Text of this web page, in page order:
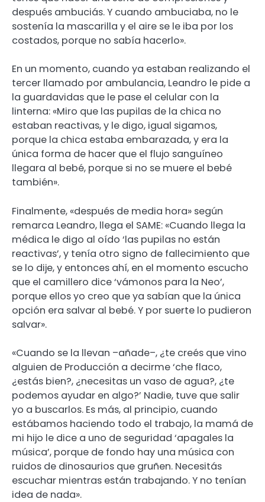
después ambuciás. Y cuando ambuciaba, no le
sostenía la mascarilla y el aire se le iba por los
costados, porque no sabía hacerlo».
En un momento, cuando ya estaban realizando el
tercer llamado por ambulancia, Leandro le pide a
la guardavidas que le pase el celular con la
linterna: «Miro que las pupilas de la chica no
estaban reactivas, y le digo, igual sigamos,
porque la chica estaba embarazada, y era la
única forma de hacer que el flujo sanguíneo
llegara al bebé, porque si no se muere el bebé
también».
Finalmente, «después de media hora» según
remarca Leandro, llega el SAME: «Cuando llega la
médica le digo al oído ‘las pupilas no están
reactivas’, y tenía otro signo de fallecimiento que
se lo dije, y entonces ahí, en el momento escucho
que el camillero dice ‘vámonos para la Neo’,
porque ellos yo creo que ya sabían que la única
opción era salvar al bebé. Y por suerte lo pudieron
salvar».
«Cuando se la llevan –añade–, ¿te creés que vino
alguien de Producción a decirme ‘che flaco,
¿estás bien?, ¿necesitas un vaso de agua?, ¿te
podemos ayudar en algo?’ Nadie, tuve que salir
yo a buscarlos. Es más, al principio, cuando
estábamos haciendo todo el trabajo, la mamá de
mi hijo le dice a uno de seguridad ‘apagales la
música’, porque de fondo hay una música con
ruidos de dinosaurios que gruñen. Necesitás
escuchar mientras están trabajando. Y no tenían
idea de nada».